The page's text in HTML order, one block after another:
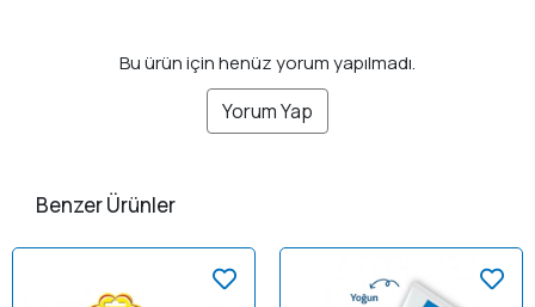
Bu ürün için henüz yorum yapılmadı.
Yorum Yap
Benzer Ürünler